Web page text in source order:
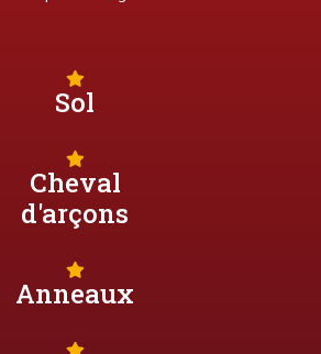
Sol
Cheval
d'arçons
Anneaux